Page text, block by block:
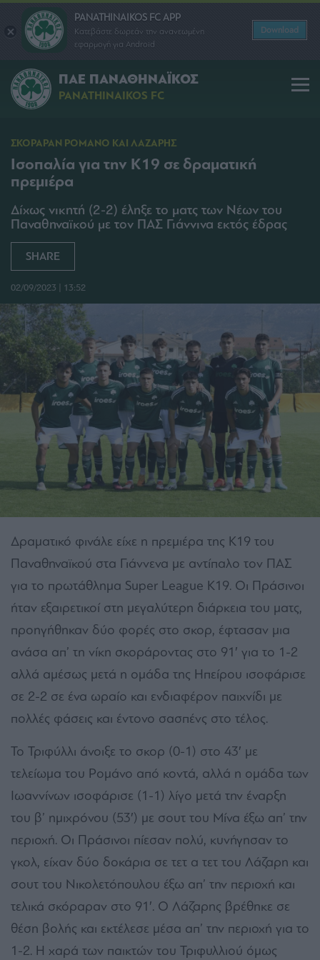
PANATHINAIKOS FC APP
Κατεβάστε δωρεάν την ανανεωμένη
εφαρμογή για Android
Download
ΠΑΕ ΠΑΝΑΘΗΝΑΪΚΟΣ
PANATHINAIKOS FC
ΣΚΟΡΑΡΑΝ ΡΟΜΑΝΟ ΚΑΙ ΛΑΖΑΡΗΣ
Ισοπαλία για την Κ19 σε δραματική
πρεμιέρα
Δίχως νικητή (2-2) έληξε το ματς των Νέων του
Παναθηναϊκού με τον ΠΑΣ Γιάννινα εκτός έδρας
SHARE
02/09/2023 | 13:52
Δραματικό φινάλε είχε η πρεμιέρα της Κ19 του
Παναθηναϊκού στα Γιάννενα με αντίπαλο τον ΠΑΣ
για το πρωτάθλημα Super League Κ19. Οι Πράσινοι
ήταν εξαιρετικοί στη μεγαλύτερη διάρκεια του ματς,
προηγήθηκαν δύο φορές στο σκορ, έφτασαν μια
ανάσα απ’ τη νίκη σκοράροντας στο 91′ για το 1-2
αλλά αμέσως μετά η ομάδα της Ηπείρου ισοφάρισε
σε 2-2 σε ένα ωραίο και ενδιαφέρον παιχνίδι με
πολλές φάσεις και έντονο σασπένς στο τέλος.
Το Τριφύλλι άνοιξε το σκορ (0-1) στο 43′ με
τελείωμα του Ρομάνο από κοντά, αλλά η ομάδα των
Ιωαννίνων ισοφάρισε (1-1) λίγο μετά την έναρξη
του β’ ημιχρόνου (53′) με σουτ του Μίνα έξω απ’ την
περιοχή. Οι Πράσινοι πίεσαν πολύ, κυνήγησαν το
γκολ, είχαν δύο δοκάρια σε τετ α τετ του Λάζαρη και
σουτ του Νικολετόπουλου έξω απ’ την περιοχή και
τελικά σκόραραν στο 91′. Ο Λάζαρης βρέθηκε σε
θέση βολής και εκτέλεσε μέσα απ’ την περιοχή για το
1-2. Η χαρά των παικτών του Τριφυλλιού όμως